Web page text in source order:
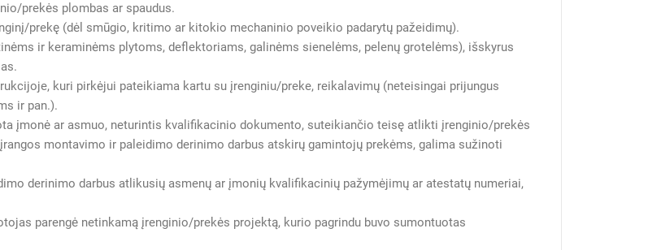
prekės plombas ar spaudus.
prekę (dėl smūgio, kritimo ar kitokio mechaninio poveikio padarytų pažeidimų).
ir keraminėms plytoms, deflektoriams, galinėms sienelėms, pelenų grotelėms), išskyrus
kuri pirkėjui pateikiama kartu su įrenginiu/preke, reikalavimų (neteisingai prijungus
ir pan.).
įmonė ar asmuo, neturintis kvalifikacinio dokumento, suteikiančio teisę atlikti įrenginio/prekės
montavimo ir paleidimo derinimo darbus atskirų gamintojų prekėms, galima sužinoti
derinimo darbus atlikusių asmenų ar įmonių kvalifikacinių pažymėjimų ar atestatų numeriai,
parengė netinkamą įrenginio/prekės projektą, kurio pagrindu buvo sumontuotas